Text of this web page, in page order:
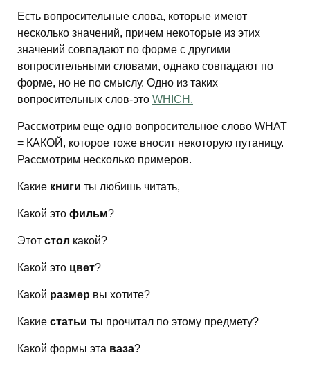
Есть вопросительные слова, которые имеют
несколько значений, причем некоторые из этих
значений совпадают по форме с другими
вопросительными словами, однако совпадают по
форме, но не по смыслу. Одно из таких
вопросительных слов-это WHICH.
Рассмотрим еще одно вопросительное слово WHAT
= КАКОЙ, которое тоже вносит некоторую путаницу.
Рассмотрим несколько примеров.
Какие книги ты любишь читать,
Какой это фильм?
Этот стол какой?
Какой это цвет?
Какой размер вы хотите?
Какие статьи ты прочитал по этому предмету?
Какой формы эта ваза?